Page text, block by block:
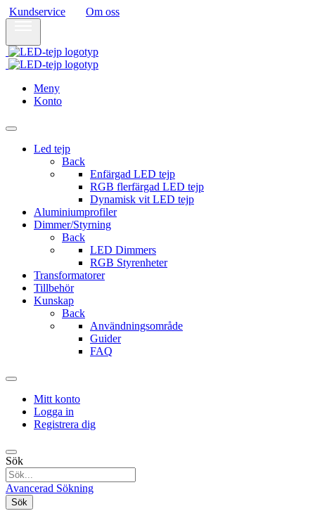
Kundservice Om oss
Meny
Konto
Led tejp
Back
Enfärgad LED tejp
RGB flerfärgad LED tejp
Dynamisk vit LED tejp
Aluminiumprofiler
Dimmer/Styrning
Back
LED Dimmers
RGB Styrenheter
Transformatorer
Tillbehör
Kunskap
Back
Användningsområde
Guider
FAQ
Mitt konto
Logga in
Registrera dig
Sök
Avancerad Sökning
Sök